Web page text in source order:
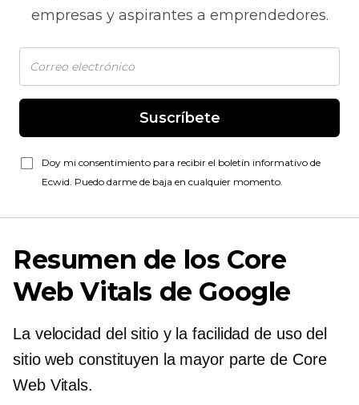
empresas y aspirantes a emprendedores.
Suscríbete
Doy mi consentimiento para recibir el boletín informativo de
Ecwid. Puedo darme de baja en cualquier momento.
Resumen de los Core
Web Vitals de Google
La velocidad del sitio y la facilidad de uso del
sitio web constituyen la mayor parte de Core
Web Vitals.